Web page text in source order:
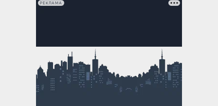
РЕКЛАМА